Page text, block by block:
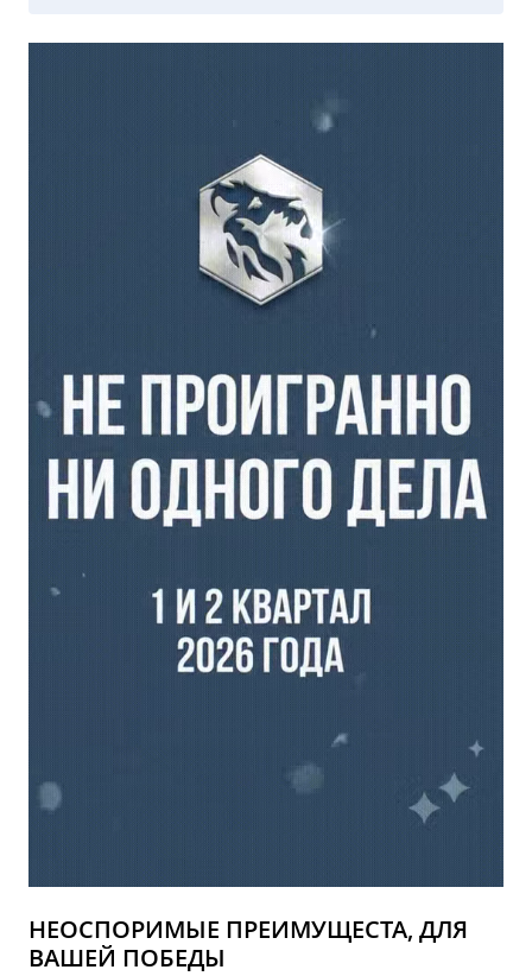
НЕОСПОРИМЫЕ ПРЕИМУЩЕСТА, ДЛЯ
ВАШЕЙ ПОБЕДЫ